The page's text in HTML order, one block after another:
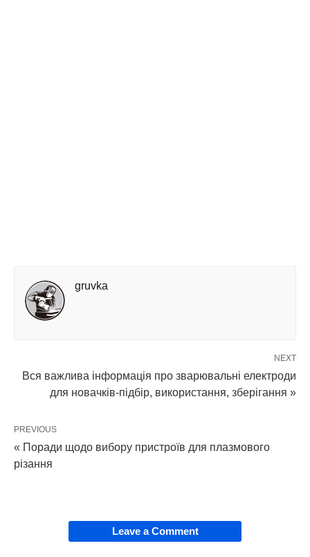
gruvka
NEXT
Вся важлива інформація про зварювальні електроди
для новачків-підбір, використання, зберігання »
PREVIOUS
« Поради щодо вибору пристроїв для плазмового
різання
Leave a Comment